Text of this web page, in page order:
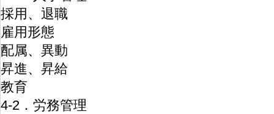
採用、退職
雇用形態
配属、異動
昇進、昇給
教育
4-2．労務管理